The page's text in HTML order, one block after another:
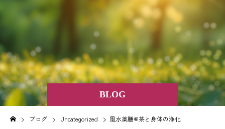
BLOG
ブログ Uncategorized 風水薬膳®︎茶と身体の浄化